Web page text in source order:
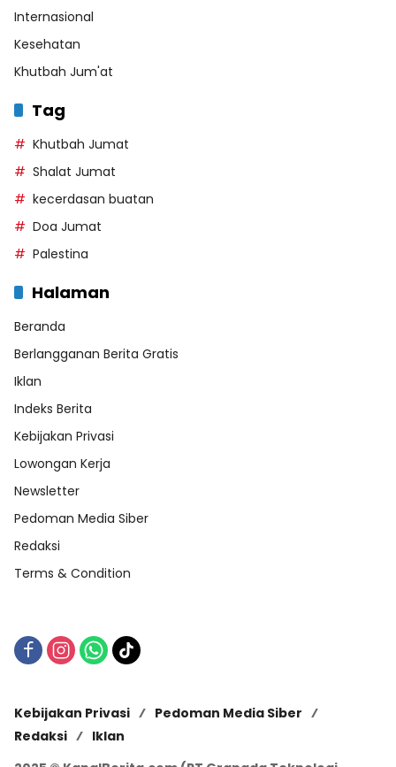
Internasional
Kesehatan
Khutbah Jum'at
Tag
Khutbah Jumat
Shalat Jumat
kecerdasan buatan
Doa Jumat
Palestina
Halaman
Beranda
Berlangganan Berita Gratis
Iklan
Indeks Berita
Kebijakan Privasi
Lowongan Kerja
Newsletter
Pedoman Media Siber
Redaksi
Terms & Condition
Kebijakan Privasi
Pedoman Media Siber
Redaksi
Iklan